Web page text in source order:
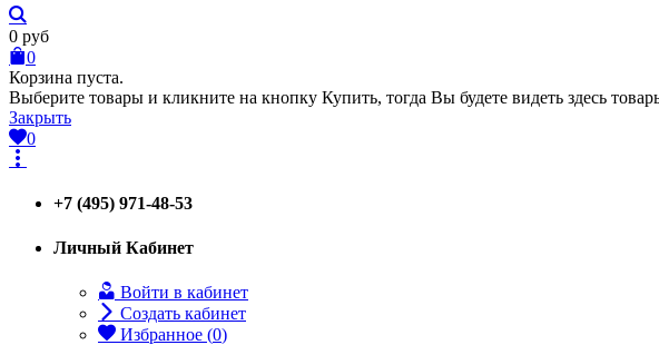
0 руб
0
Корзина пуста.
Выберите товары и кликните на кнопку Купить, тогда Вы будете видеть здесь
Закрыть
0
+7 (495) 971-48-53
Личный Кабинет
Войти в кабинет
Создать кабинет
Избранное (0)